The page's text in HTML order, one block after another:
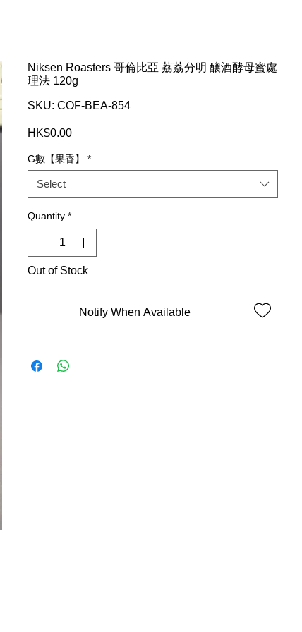
Niksen Roasters 哥倫比亞 荔荔分明 釀酒酵母蜜處
理法 120g
SKU: COF-BEA-854
HK$0.00Price
G數【果香】 *
Select
Quantity *
Out of Stock
Notify When Available